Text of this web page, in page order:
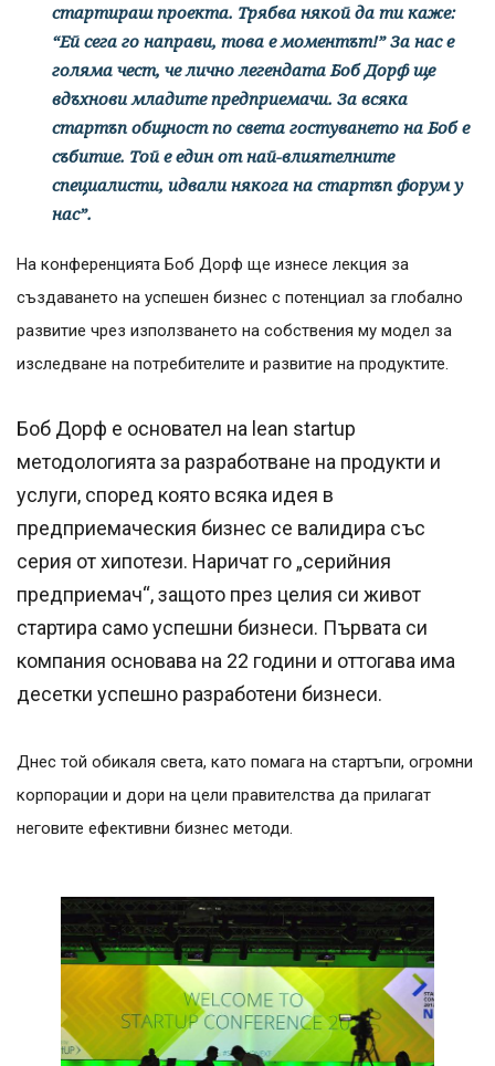
стартираш проекта. Трябва някой да ти каже:
“Ей сега го направи, това е моментът!” За нас е
голяма чест, че лично легендата Боб Дорф ще
вдъхнови младите предприемачи. За всяка
стартъп общност по света гостуването на Боб е
събитие. Той е един от най-влиятелните
специалисти, идвали някога на стартъп форум у
нас”.
На конференцията Боб Дорф ще изнесе лекция за
създаването на успешен бизнес с потенциал за глобално
развитие чрез използването на собствения му модел за
изследване на потребителите и развитие на продуктите.
Боб Дорф е основател на lean startup
методологията за разработване на продукти и
услуги, според която всяка идея в
предприемаческия бизнес се валидира със
серия от хипотези. Наричат го „серийния
предприемач“, защото през целия си живот
стартира само успешни бизнеси. Първата си
компания основава на 22 години и оттогава има
десетки успешно разработени бизнеси.
Днес той обикаля света, като помага на стартъпи, огромни
корпорации и дори на цели правителства да прилагат
неговите ефективни бизнес методи.